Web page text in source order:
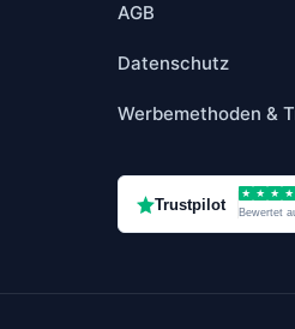
AGB
Datenschutz
Werbemethoden &
Trustpilot
★ ★ ★ ★
Bewertet